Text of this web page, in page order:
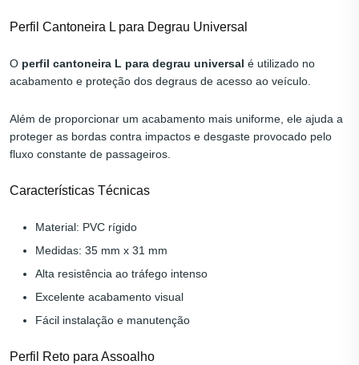
Perfil Cantoneira L para Degrau Universal
O perfil cantoneira L para degrau universal é utilizado no
acabamento e proteção dos degraus de acesso ao veículo.
Além de proporcionar um acabamento mais uniforme, ele ajuda a
proteger as bordas contra impactos e desgaste provocado pelo
fluxo constante de passageiros.
Características Técnicas
Material: PVC rígido
Medidas: 35 mm x 31 mm
Alta resistência ao tráfego intenso
Excelente acabamento visual
Fácil instalação e manutenção
Perfil Reto para Assoalho